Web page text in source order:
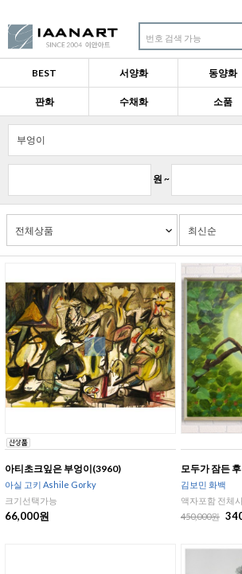
번호 검색 가능
BEST 서양화 동양화
판화 수채화 소품
원 ~
아티초크잎은 부엉이(3960)
아실 고키 Ashile Gorky
크기선택가능
66,000원
모두가 잠든
김보민 화백
액자포함 전체
450,000원